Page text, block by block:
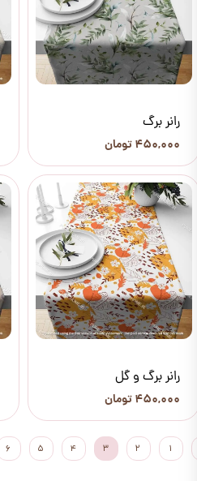
رانر برگ
۴۵۰,۰۰۰ تومان
رانر برگ و گل
۴۵۰,۰۰۰ تومان
۱ ۲ ۳ ۴ ۵ ۶